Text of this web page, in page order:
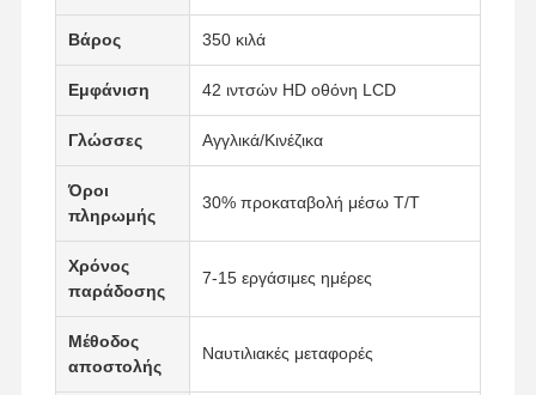
Αρχική
Προϊόντα Βίντεο
Βάρος 350 κιλά
Εμφάνιση 42 ιντσών HD οθόνη LCD
Γλώσσες Αγγλικά/Κινέζικα
Όροι
πληρωμής
30% προκαταβολή μέσω T/T
Χρόνος
παράδοσης
7-15 εργάσιμες ημέρες
Μέθοδος
αποστολής
Ναυτιλιακές μεταφορές